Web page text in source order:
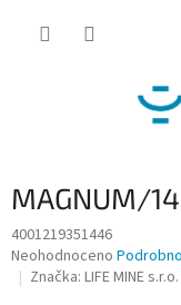
MAGNUM/
4001219351446
Průměrné
hodnocení
Neohodnoceno
Značka: LIFE MINE